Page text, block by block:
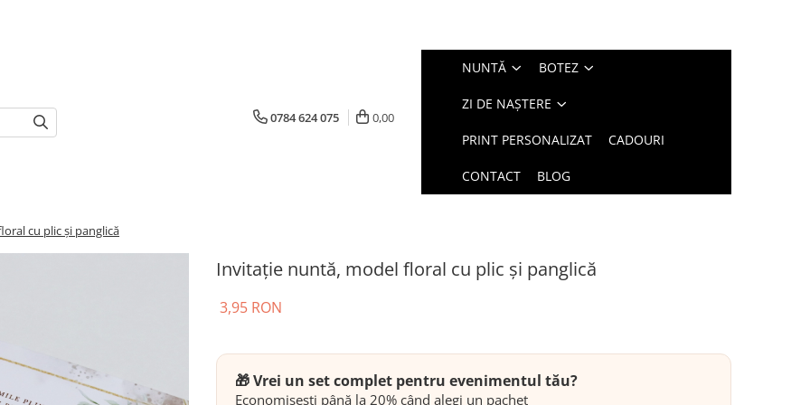
0784 624 075 0,00
NUNTĂ BOTEZ
ZI DE NAȘTERE
PRINT PERSONALIZAT CADOURI
CONTACT BLOG
cu plic și panglică
Invitație nuntă, model floral cu plic și panglică
3,95 RON
🎁 Vrei un set complet pentru evenimentul tău?
Economisești până la 20% când alegi un pachet